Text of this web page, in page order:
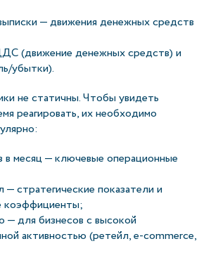
— движения денежных средств
(движение денежных средств) и
убытки).
не статичны. Чтобы увидеть
реагировать, их необходимо
в месяц — ключевые операционные
— стратегические показатели и
— для бизнесов с высокой
активностью (ретейл, e-commerce,